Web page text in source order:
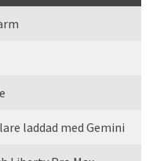
laddad med Gemini